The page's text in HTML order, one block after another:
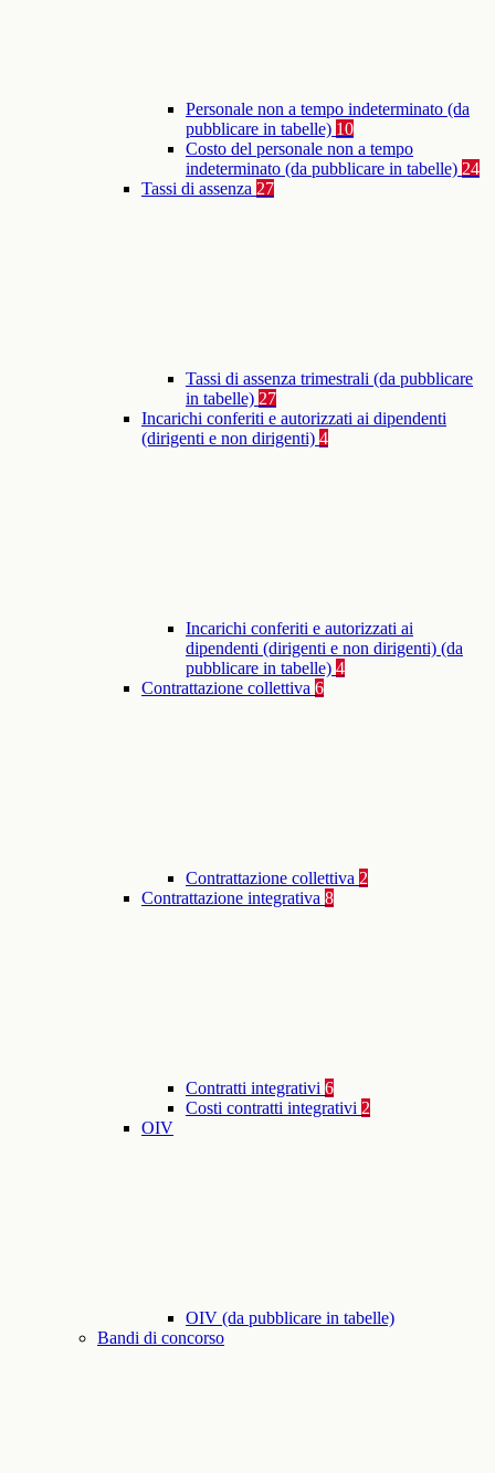
Personale non a tempo indeterminato (da
pubblicare in tabelle) 10
Costo del personale non a tempo
indeterminato (da pubblicare in tabelle) 24
Tassi di assenza 27
Tassi di assenza trimestrali (da pubblicare
in tabelle) 27
Incarichi conferiti e autorizzati ai dipendenti
(dirigenti e non dirigenti) 4
Incarichi conferiti e autorizzati ai
dipendenti (dirigenti e non dirigenti) (da
pubblicare in tabelle) 4
Contrattazione collettiva 6
Contrattazione collettiva 2
Contrattazione integrativa 8
Contratti integrativi 6
Costi contratti integrativi 2
OIV
OIV (da pubblicare in tabelle)
Bandi di concorso